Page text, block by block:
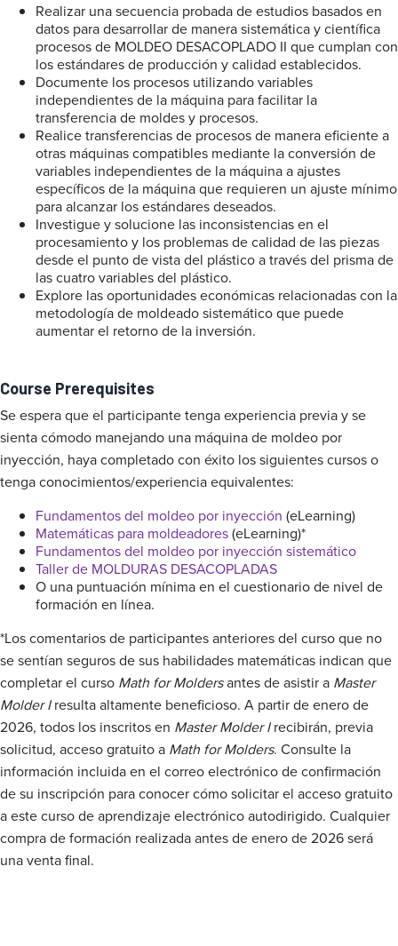
Realizar una secuencia probada de estudios basados en
datos para desarrollar de manera sistemática y científica
procesos de MOLDEO DESACOPLADO II que cumplan con
los estándares de producción y calidad establecidos.
Documente los procesos utilizando variables
independientes de la máquina para facilitar la
transferencia de moldes y procesos.
Realice transferencias de procesos de manera eficiente a
otras máquinas compatibles mediante la conversión de
variables independientes de la máquina a ajustes
específicos de la máquina que requieren un ajuste mínimo
para alcanzar los estándares deseados.
Investigue y solucione las inconsistencias en el
procesamiento y los problemas de calidad de las piezas
desde el punto de vista del plástico a través del prisma de
las cuatro variables del plástico.
Explore las oportunidades económicas relacionadas con la
metodología de moldeado sistemático que puede
aumentar el retorno de la inversión.
Course Prerequisites
Se espera que el participante tenga experiencia previa y se
sienta cómodo manejando una máquina de moldeo por
inyección, haya completado con éxito los siguientes cursos o
tenga conocimientos/experiencia equivalentes:
Fundamentos del moldeo por inyección (eLearning)
Matemáticas para moldeadores(eLearning)*
Fundamentos del moldeo por inyección sistemático
Taller de MOLDURAS DESACOPLADAS
O una puntuación mínima en el cuestionario de nivel de
formación en línea.
*Los comentarios de participantes anteriores del curso que no
se sentían seguros de sus habilidades matemáticas indican que
completar el curso Math for Moldersantes de asistir a Master
Molder Iresulta altamente beneficioso. A partir de enero de
2026, todos los inscritos en Master Molder Irecibirán, previa
solicitud, acceso gratuito a Math for Molders. Consulte la
información incluida en el correo electrónico de confirmación
de su inscripción para conocer cómo solicitar el acceso gratuito
a este curso de aprendizaje electrónico autodirigido. Cualquier
compra de formación realizada antes de enero de 2026 será
una venta final.